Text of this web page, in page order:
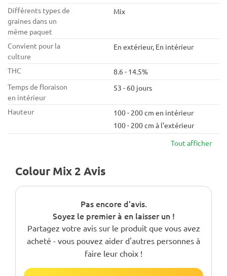
Différents types de
graines dans un
même paquet
Mix
Convient pour la
culture
En extérieur, En intérieur
THC
8.6 - 14.5%
Temps de floraison
en intérieur
53 - 60 jours
Hauteur
100 - 200 cm en intérieur
100 - 200 cm à l'extérieur
Tout afficher
Colour Mix 2 Avis
Pas encore d'avis.
Soyez le premier à en laisser un !
Partagez votre avis sur le produit que vous avez
acheté - vous pouvez aider d'autres personnes à
faire leur choix !